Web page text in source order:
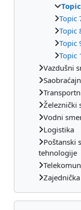
Topic
Topic
Topic
Topic
Vazdušni
Železnički
Vodni
Logistika
Poštanski
tehnologije
Preskoči Pretraži